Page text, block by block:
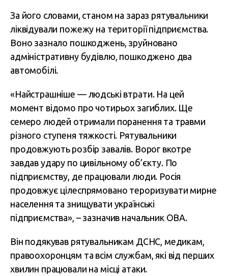
За його словами, станом на зараз рятувальники
ліквідували пожежу на території підприємства.
Воно зазнало пошкоджень, зруйновано
адміністративну будівлю, пошкоджено два
автомобілі.
«Найстрашніше — людські втрати. На цей
момент відомо про чотирьох загиблих. Ще
семеро людей отримали поранення та травми
різного ступеня тяжкості. Рятувальники
продовжують розбір завалів. Ворог вкотре
завдав удару по цивільному об’єкту. По
підприємству, де працювали люди. Росія
продовжує цілеспрямовано тероризувати мирне
населення та знищувати українські
підприємства», – зазначив начальник ОВА.
Він подякував рятувальникам ДСНС, медикам,
правоохоронцям та всім службам, які від перших
хвилин працювали на місці атаки.